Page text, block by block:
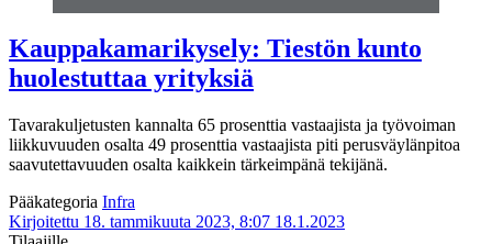
Kauppakamarikysely: Tiestön kunto
huolestuttaa yrityksiä
Tavarakuljetusten kannalta 65 prosenttia vastaajista ja työvoiman
liikkuvuuden osalta 49 prosenttia vastaajista piti perusväylänpitoa
saavutettavuuden osalta kaikkein tärkeimpänä tekijänä.
Pääkategoria Infra
Kirjoitettu 18. tammikuuta 2023, 8:07 18.1.2023